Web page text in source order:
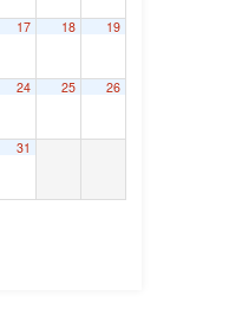
17 18 19
24 25 26
31